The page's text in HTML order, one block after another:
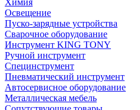
Химия
Освещение
Пуско-зарядные устройства
Сварочное оборудование
Инструмент KING TONY
Ручной инструмент
Специнструмент
Пневматический инструмент
Автосервисное оборудование
Металлическая мебель